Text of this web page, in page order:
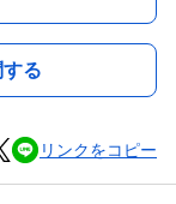
る
リンクをコピー